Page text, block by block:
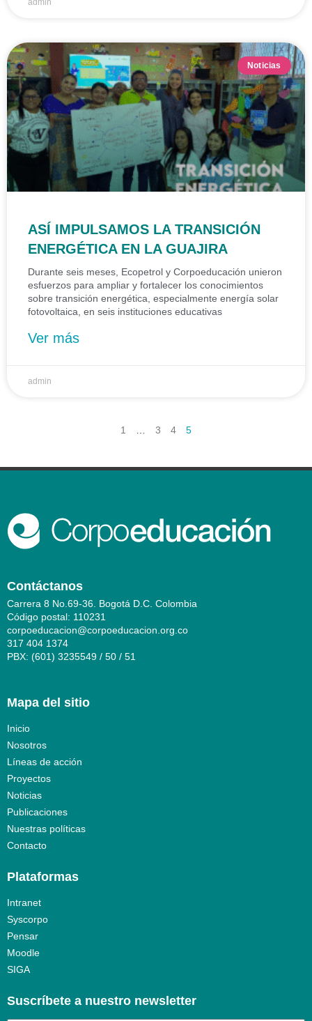
admin
Noticias
ASÍ IMPULSAMOS LA TRANSICIÓN
ENERGÉTICA EN LA GUAJIRA
Durante seis meses, Ecopetrol y Corpoeducación unieron
esfuerzos para ampliar y fortalecer los conocimientos
sobre transición energética, especialmente energía solar
fotovoltaica, en seis instituciones educativas
Ver más
admin
1 … 3 4 5
Contáctanos
Carrera 8 No.69-36. Bogotá D.C. Colombia
Código postal: 110231
corpoeducacion@corpoeducacion.org.co
317 404 1374
PBX: (601) 3235549 / 50 / 51
Mapa del sitio
Inicio
Nosotros
Líneas de acción
Proyectos
Noticias
Publicaciones
Nuestras políticas
Contacto
Plataformas
Intranet
Syscorpo
Pensar
Moodle
SIGA
Suscríbete a nuestro newsletter​